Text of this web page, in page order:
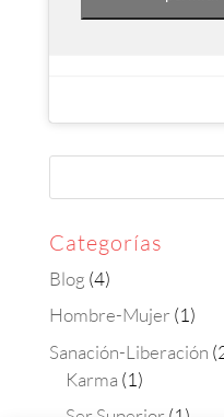
Categorías
Blog (4)
Hombre-Mujer (1)
Sanación-Liberación
Karma (1)